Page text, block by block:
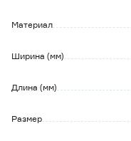
Материал
Ширина (мм)
Длина (мм)
Размер